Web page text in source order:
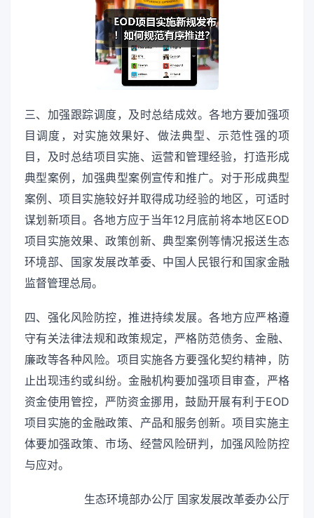
三、加强跟踪调度，及时总结成效。各地方要加强项
目调度，对实施效果好、做法典型、示范性强的项
目，及时总结项目实施、运营和管理经验，打造形成
典型案例，加强典型案例宣传和推广。对于形成典型
案例、项目实施较好并取得成功经验的地区，可适时
谋划新项目。各地方应于当年12月底前将本地区EOD
项目实施效果、政策创新、典型案例等情况报送生态
环境部、国家发展改革委、中国人民银行和国家金融
监督管理总局。
四、强化风险防控，推进持续发展。各地方应严格遵
守有关法律法规和政策规定，严格防范债务、金融、
廉政等各种风险。项目实施各方要强化契约精神，防
止出现违约或纠纷。金融机构要加强项目审查，严格
资金使用管控，严防资金挪用，鼓励开展有利于EOD
项目实施的金融政策、产品和服务创新。项目实施主
体要加强政策、市场、经营风险研判，加强风险防控
与应对。
生态环境部办公厅 国家发展改革委办公厅